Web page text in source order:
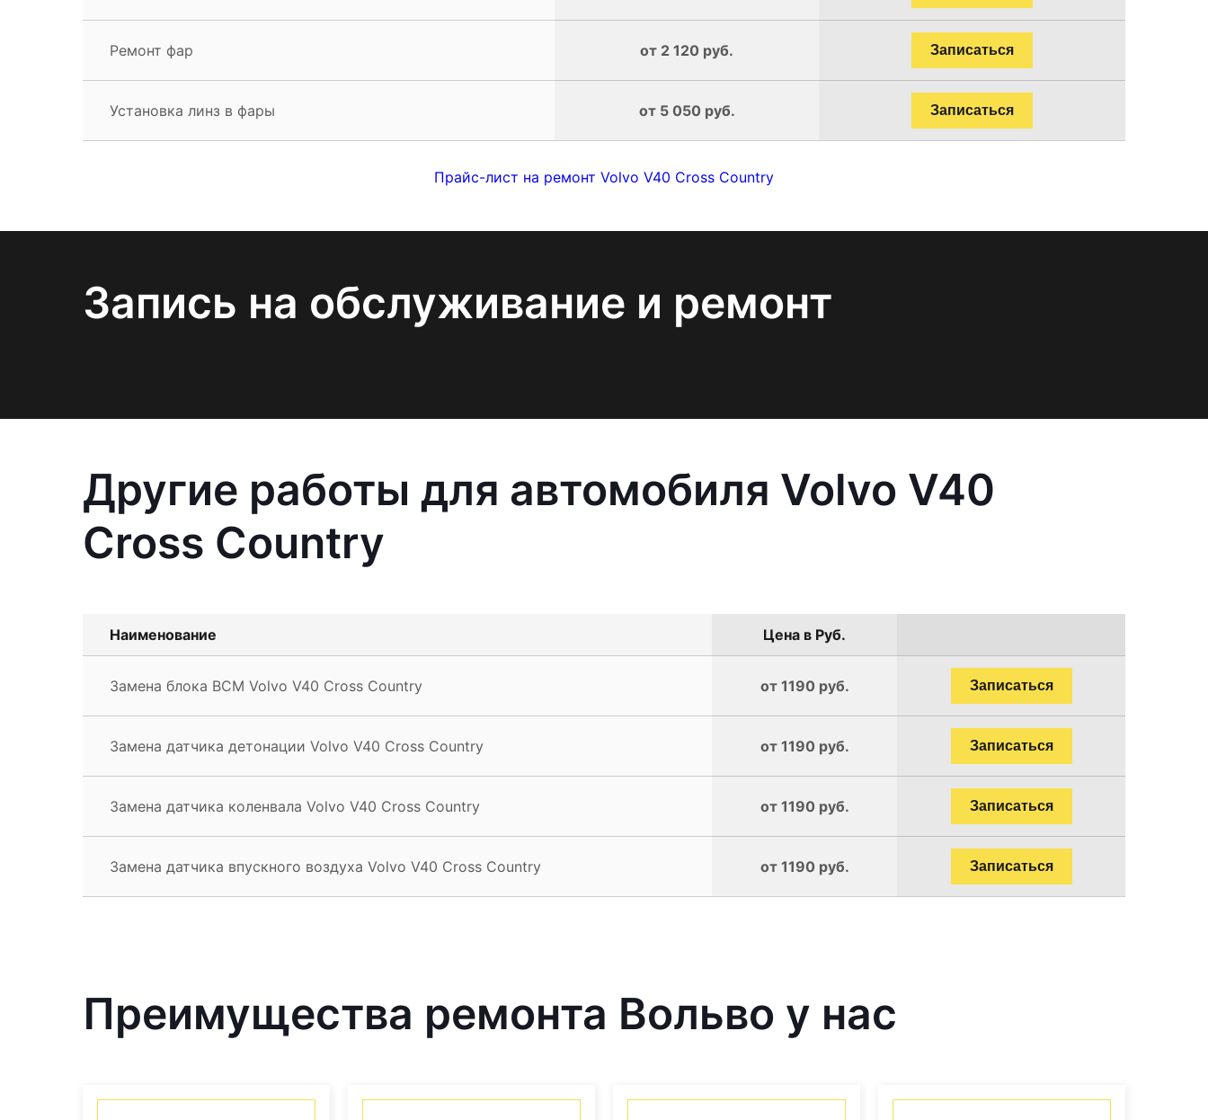
Ремонт фар от 2 120 руб. Записаться
Установка линз в фары от 5 050 руб. Записаться
Прайс-лист на ремонт Volvo V40 Cross Country
Запись на обслуживание и ремонт
Другие работы для автомобиля Volvo V40
Cross Country
Наименование Цена в Руб.
Замена блока BCM Volvo V40 Cross Country от 1190 руб. Записаться
Замена датчика детонации Volvo V40 Cross Country от 1190 руб. Записаться
Замена датчика коленвала Volvo V40 Cross Country от 1190 руб. Записаться
Замена датчика впускного воздуха Volvo V40 Cross Country от 1190 руб. Записаться
Преимущества ремонта Вольво у нас